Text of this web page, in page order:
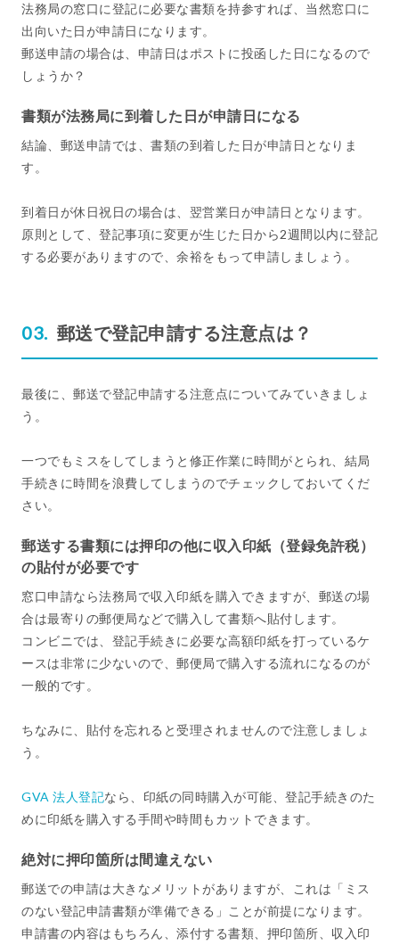
法務局の窓口に登記に必要な書類を持参すれば、当然窓口に
出向いた日が申請日になります。
郵送申請の場合は、申請日はポストに投函した日になるので
しょうか？
書類が法務局に到着した日が申請日になる
結論、郵送申請では、書類の到着した日が申請日となりま
す。
到着日が休日祝日の場合は、翌営業日が申請日となります。
原則として、登記事項に変更が生じた日から2週間以内に登記
する必要がありますので、余裕をもって申請しましょう。
郵送で登記申請する注意点は？
最後に、郵送で登記申請する注意点についてみていきましょ
う。
一つでもミスをしてしまうと修正作業に時間がとられ、結局
手続きに時間を浪費してしまうのでチェックしておいてくだ
さい。
郵送する書類には押印の他に収入印紙（登録免許税）
の貼付が必要です
窓口申請なら法務局で収入印紙を購入できますが、郵送の場
合は最寄りの郵便局などで購入して書類へ貼付します。
コンビニでは、登記手続きに必要な高額印紙を打っているケ
ースは非常に少ないので、郵便局で購入する流れになるのが
一般的です。
ちなみに、貼付を忘れると受理されませんので注意しましょ
う。
GVA 法人登記なら、印紙の同時購入が可能、登記手続きのた
めに印紙を購入する手間や時間もカットできます。
絶対に押印箇所は間違えない
郵送での申請は大きなメリットがありますが、これは「ミス
のない登記申請書類が準備できる」ことが前提になります。
申請書の内容はもちろん、添付する書類、押印箇所、収入印